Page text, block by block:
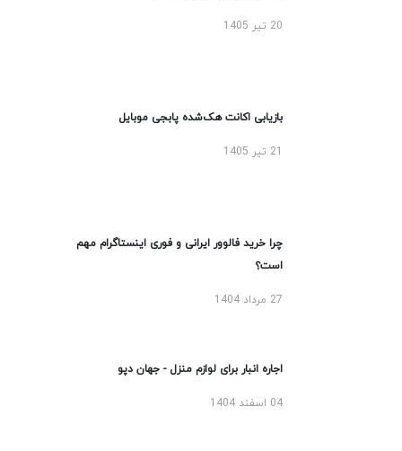
20 تیر 1405
بازیابی اکانت هک‌شده پابجی موبایل
چرا خرید فالوور ایرانی و فوری اینستاگرام مهم
است؟
27 مرداد 1404
اجاره انبار برای لوازم منزل - جهان دپو
04 اسفند 1404